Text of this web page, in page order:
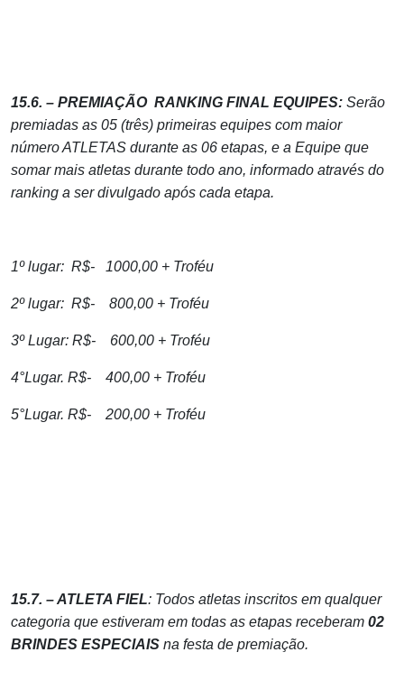
15.6. – PREMIAÇÃO RANKING FINAL EQUIPES: Serão
premiadas as 05 (três) primeiras equipes com maior
número ATLETAS durante as 06 etapas, e a Equipe que
somar mais atletas durante todo ano, informado através do
ranking a ser divulgado após cada etapa.
1º lugar: R$- 1000,00 + Troféu
2º lugar: R$- 800,00 + Troféu
3º Lugar: R$- 600,00 + Troféu
4°Lugar. R$- 400,00 + Troféu
5°Lugar. R$- 200,00 + Troféu
15.7. – ATLETA FIEL: Todos atletas inscritos em qualquer
categoria que estiveram em todas as etapas receberam 02
BRINDES ESPECIAIS na festa de premiação.